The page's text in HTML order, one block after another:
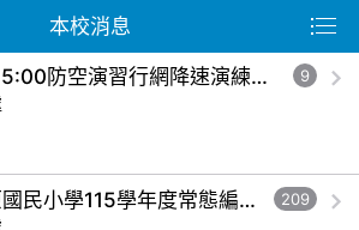
本校消息
8月13日14:30至15:00防空演習行網降速演練，請預為因應，詳洽NCC官網 9
桃園市龍潭區高原國民小學115學年度常態編班暨導師編配作業結果公告-五年級。 209